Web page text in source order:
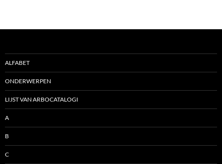
ALFABET
ONDERWERPEN
LIJST VAN ARBOCATALOGI
A
B
C